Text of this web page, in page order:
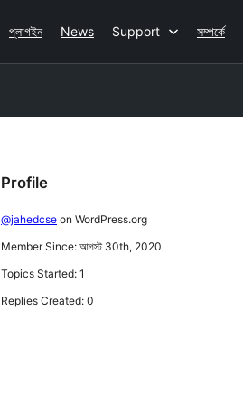
প্লাগইন News Support সম্পর্কে
Profile
@jahedcse on WordPress.org
Member Since: আগস্ট 30th, 2020
Topics Started: 1
Replies Created: 0